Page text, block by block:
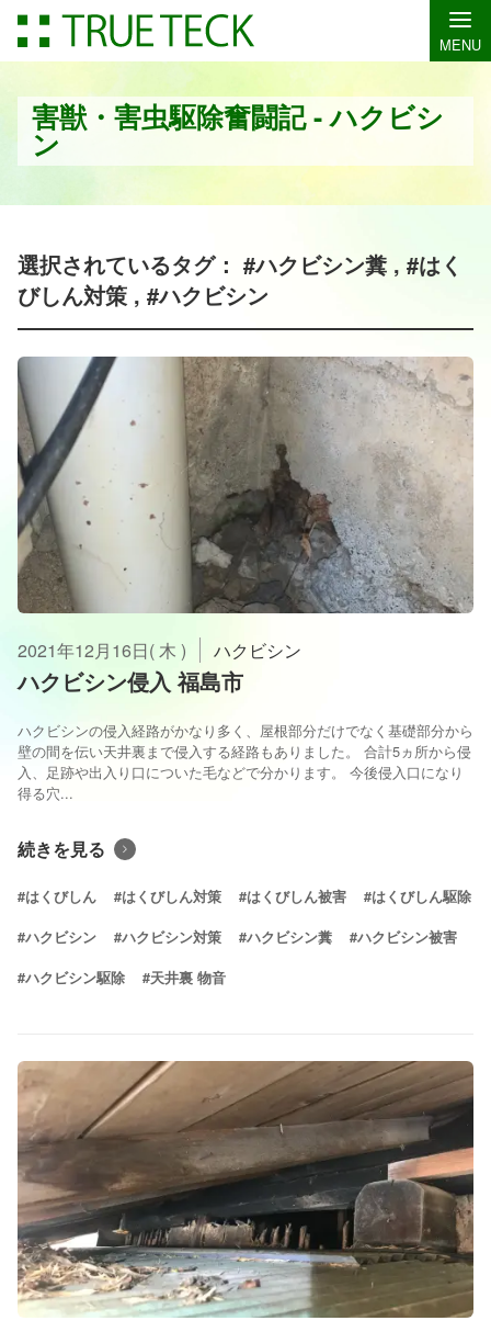
MENU
害獣・害虫駆除奮闘記 - ハクビシ
ン
選択されているタグ： #ハクビシン糞 , #はく
びしん対策 , #ハクビシン
2021年12月16日( 木 ) ハクビシン
ハクビシン侵入 福島市
ハクビシンの侵入経路がかなり多く、屋根部分だけでなく基礎部分から
壁の間を伝い天井裏まで侵入する経路もありました。 合計5ヵ所から侵
入、足跡や出入り口についた毛などで分かります。 今後侵入口になり
得る穴...
続きを見る
#はくびしん #はくびしん対策 #はくびしん被害 #はくびしん駆除
#ハクビシン #ハクビシン対策 #ハクビシン糞 #ハクビシン被害
#ハクビシン駆除 #天井裏 物音